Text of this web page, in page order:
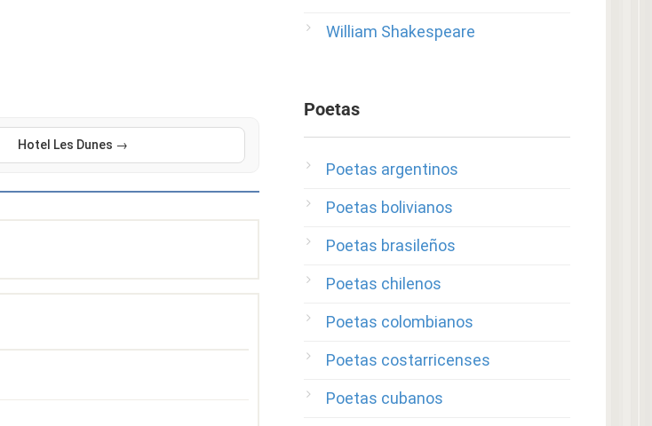
Hotel Les Dunes →
William Shakespeare
Poetas
Poetas argentinos
Poetas bolivianos
Poetas brasileños
Poetas chilenos
Poetas colombianos
Poetas costarricenses
Poetas cubanos